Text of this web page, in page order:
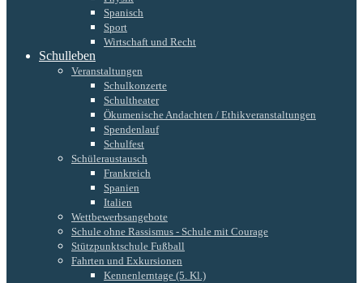
Spanisch
Sport
Wirtschaft und Recht
Schulleben
Veranstaltungen
Schulkonzerte
Schultheater
Ökumenische Andachten / Ethikveranstaltungen
Spendenlauf
Schulfest
Schüleraustausch
Frankreich
Spanien
Italien
Wettbewerbsangebote
Schule ohne Rassismus - Schule mit Courage
Stützpunktschule Fußball
Fahrten und Exkursionen
Kennenlerntage (5. Kl.)